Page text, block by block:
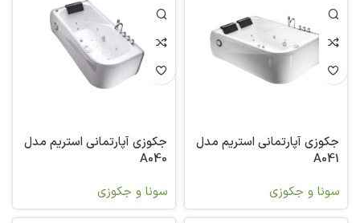
جکوزی آپارتمانی استریم مدل
A041
سونا و جکوزی
جکوزی آپارتمانی استریم مدل
A040
سونا و جکوزی